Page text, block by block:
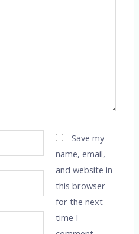
Save my
name, email,
and website in
this browser
for the next
time I